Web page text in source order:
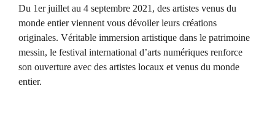
Du 1er juillet au 4 septembre 2021, des artistes venus du
monde entier viennent vous dévoiler leurs créations
originales. Véritable immersion artistique dans le patrimoine
messin, le festival international d’arts numériques renforce
son ouverture avec des artistes locaux et venus du monde
entier.